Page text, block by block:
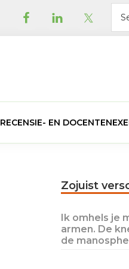
this
RECENSIE- EN
Primary
Zojuist
Ik omhels je
armen. De
de